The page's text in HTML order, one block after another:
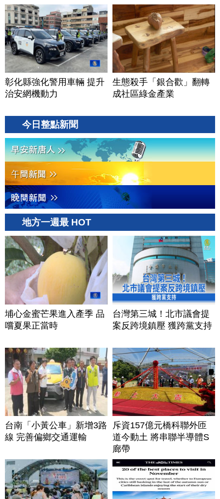
彰化縣強化警用車輛 提升
治安網機動力
生態殺手「銀合歡」翻轉
成社區綠金產業
今日整點新聞
地方一週最 HOT
埔心金蜜芒果進入產季 品
嚐夏果正當時
台灣第三城！北市議會提
案反跨境鎮壓 獲跨黨支持
台南「小黃公車」新增3路
線 完善偏鄉交通運輸
斥資157億元橋科聯外匝
道今動土 將串聯半導體S
廊帶